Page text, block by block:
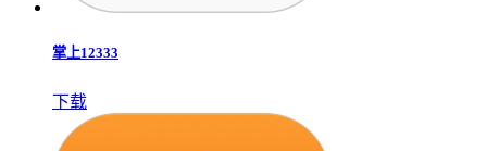
掌上12333
下载